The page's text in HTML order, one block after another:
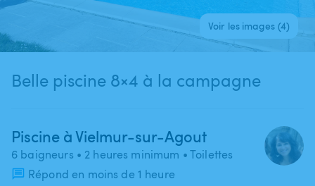
Voir les images (4)
Belle piscine 8×4 à la campagne
Piscine à Vielmur-sur-Agout
6 baigneurs • 2 heures minimum • Toilettes
Répond en moins de 1 heure